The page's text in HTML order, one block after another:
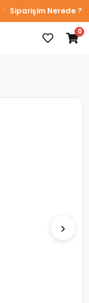
Du&Ka Duvar Kağıtlarında online özel %10 indirim! Siparişim Nerede ?
0
›